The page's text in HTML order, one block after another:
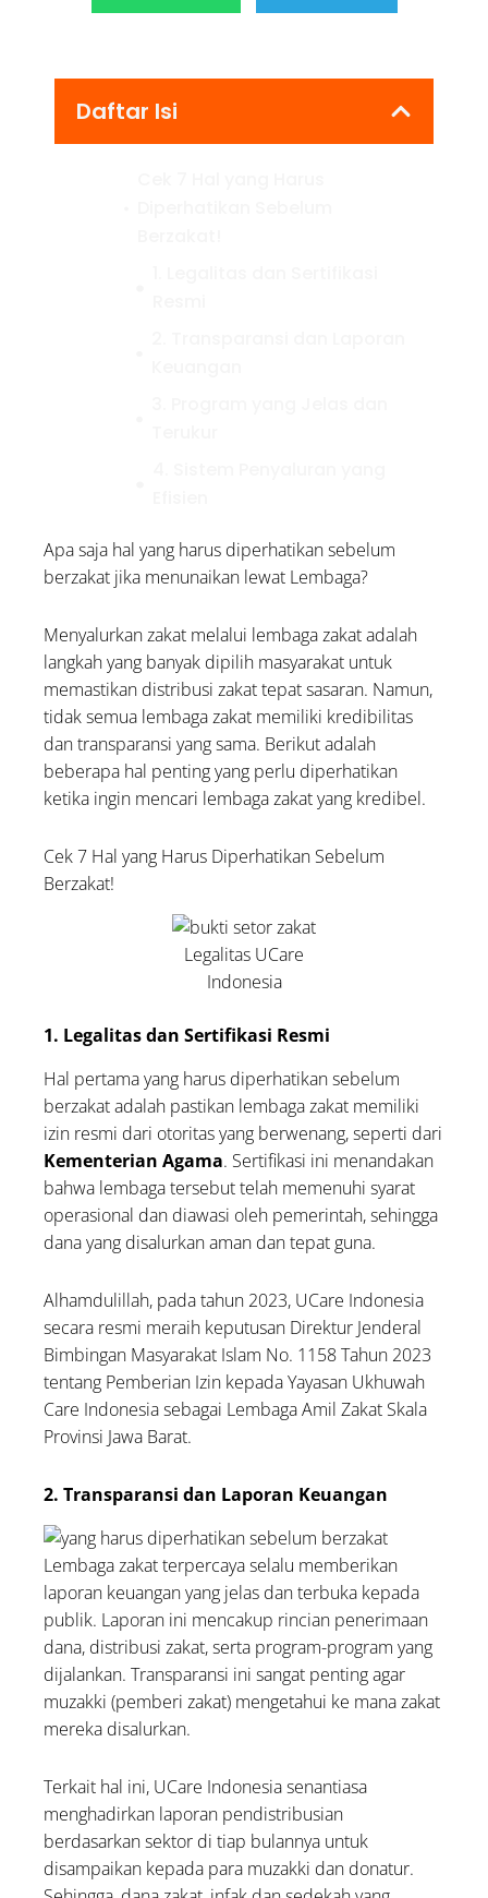
Daftar Isi
6. Kemudahan dalam Proses
7. Audit dari Pihak Ketiga
3 Waktu Terbaik Membaca
Ayat Kursi Sesuai Anjuran
Rasulullah
Bolehkah Menggunakan
Zakat untuk Biaya
Kumpulan Doa untuk
Latin, dan Artinya
Apa saja hal yang harus diperhatikan sebelum
berzakat jika menunaikan lewat Lembaga?
Menyalurkan zakat melalui lembaga zakat adalah
langkah yang banyak dipilih masyarakat untuk
memastikan distribusi zakat tepat sasaran. Namun,
tidak semua lembaga zakat memiliki kredibilitas
dan transparansi yang sama. Berikut adalah
beberapa hal penting yang perlu diperhatikan
ketika ingin mencari lembaga zakat yang kredibel.
Cek 7 Hal yang Harus Diperhatikan Sebelum
Berzakat!
Legalitas UCare
Indonesia
1. Legalitas dan Sertifikasi Resmi
Hal pertama yang harus diperhatikan sebelum
berzakat adalah pastikan lembaga zakat memiliki
izin resmi dari otoritas yang berwenang, seperti dari
Kementerian Agama. Sertifikasi ini menandakan
bahwa lembaga tersebut telah memenuhi syarat
operasional dan diawasi oleh pemerintah, sehingga
dana yang disalurkan aman dan tepat guna.
Alhamdulillah, pada tahun 2023, UCare Indonesia
secara resmi meraih keputusan Direktur Jenderal
Bimbingan Masyarakat Islam No. 1158 Tahun 2023
tentang Pemberian Izin kepada Yayasan Ukhuwah
Care Indonesia sebagai Lembaga Amil Zakat Skala
Provinsi Jawa Barat.
2. Transparansi dan Laporan Keuangan
Lembaga zakat terpercaya selalu memberikan
laporan keuangan yang jelas dan terbuka kepada
publik. Laporan ini mencakup rincian penerimaan
dana, distribusi zakat, serta program-program yang
dijalankan. Transparansi ini sangat penting agar
muzakki (pemberi zakat) mengetahui ke mana zakat
mereka disalurkan.
Terkait hal ini, UCare Indonesia senantiasa
menghadirkan laporan pendistribusian
berdasarkan sektor di tiap bulannya untuk
disampaikan kepada para muzakki dan donatur.